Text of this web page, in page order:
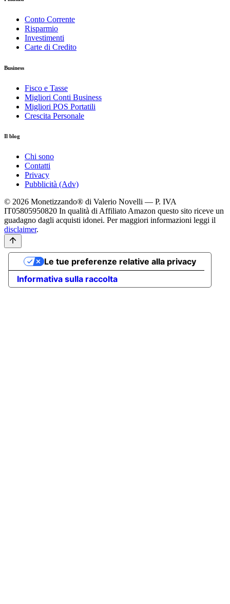
Conto Corrente
Risparmio
Investimenti
Carte di Credito
Business
Fisco e Tasse
Migliori Conti Business
Migliori POS Portatili
Crescita Personale
Il blog
Chi sono
Contatti
Privacy
Pubblicità (Adv)
© 2026 Monetizzando® di Valerio Novelli — P. IVA
IT05805950820 In qualità di Affiliato Amazon questo sito riceve un
guadagno dagli acquisti idonei. Per maggiori informazioni leggi il
disclaimer.
Informativa sulla raccolta
Le tue preferenze relative alla privacy